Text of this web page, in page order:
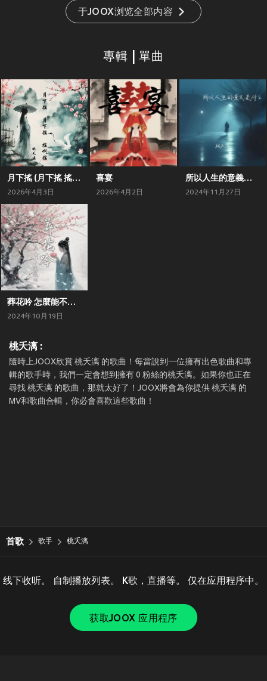
于JOOX浏览全部内容
專輯 | 單曲
月下搖 (月下搖 搖啊搖)
2026年4月3日
喜宴
2026年4月2日
所以人生的意義是甚麼
2024年11月27日
葬花吟 怎麼能不遺憾呢
2024年10月19日
桃夭漓 :
隨時上JOOX欣賞 桃夭漓 的歌曲！每當說到一位擁有出色歌曲和專
輯的歌手時，我們一定會想到擁有 0 粉絲的桃夭漓。如果你也正在
尋找 桃夭漓 的歌曲，那就太好了！JOOX將會為你提供 桃夭漓 的
MV和歌曲合輯，你必會喜歡這些歌曲！
首歌 歌手 桃夭漓
线下收听。 自制播放列表。 K歌，直播等。 仅在应用程序中。
获取JOOX 应用程序